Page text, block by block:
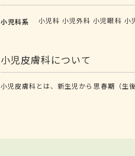
小児科系 小児科 小児外科 小児眼科 小
小児皮膚科について
小児皮膚科とは、新生児から思春期（生